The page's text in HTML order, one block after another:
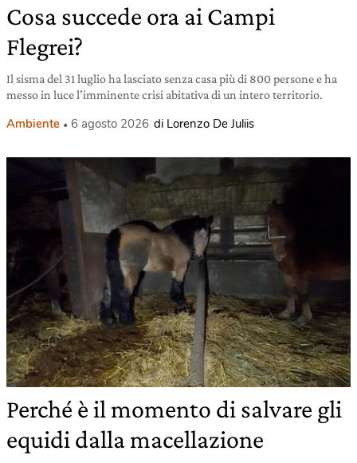
Cosa succede ora ai Campi
Flegrei?
Il sisma del 31 luglio ha lasciato senza casa più di 800 persone e ha
messo in luce l’imminente crisi abitativa di un intero territorio.
Ambiente 6 agosto 2026 di Lorenzo De Juliis
Perché è il momento di salvare gli
equidi dalla macellazione